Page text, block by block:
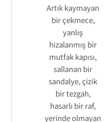
Artık kaymayan
bir çekmece,
yanlış
hizalanmış bir
mutfak kapısı,
sallanan bir
sandalye, çizik
bir tezgah,
hasarlı bir raf,
yerinde olmayan